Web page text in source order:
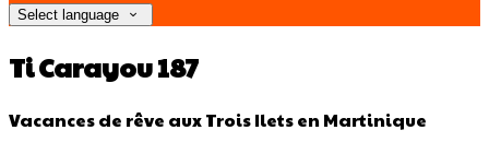
Select language
Ti Carayou 187
Vacances de rêve aux Trois Ilets en Martinique